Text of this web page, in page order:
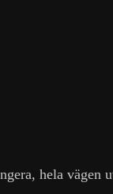
hela vägen